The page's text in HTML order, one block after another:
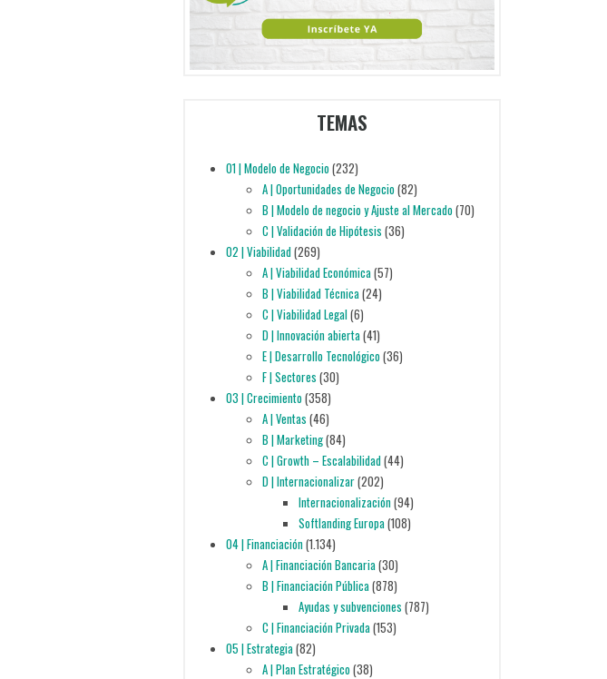
TEMAS
01 | Modelo de Negocio(232)
A | Oportunidades de Negocio(82)
B | Modelo de negocio y Ajuste al Mercado(70)
C | Validación de Hipótesis (36)
02 | Viabilidad(269)
A | Viabilidad Económica(57)
B | Viabilidad Técnica(24)
C | Viabilidad Legal(6)
D | Innovación abierta(41)
E | Desarrollo Tecnológico(36)
F | Sectores (30)
03 | Crecimiento(358)
A | Ventas (46)
B | Marketing(84)
C | Growth – Escalabilidad(44)
D | Internacionalizar(202)
Internacionalización(94)
Softlanding Europa(108)
04 | Financiación(1.134)
A | Financiación Bancaria(30)
B | Financiación Pública(878)
Ayudas y subvenciones (787)
C | Financiación Privada(153)
05 | Estrategia(82)
A | Plan Estratégico(38)